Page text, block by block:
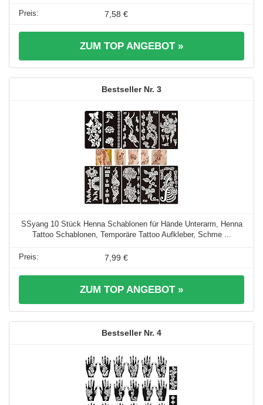
7,58 €
ZUM TOP ANGEBOT »
3
SSyang 10 Stück Henna Schablonen für Hände Unterarm, Henna
Tattoo Schablonen, Temporäre Tattoo Aufkleber, Schme ...
7,99 €
ZUM TOP ANGEBOT »
4